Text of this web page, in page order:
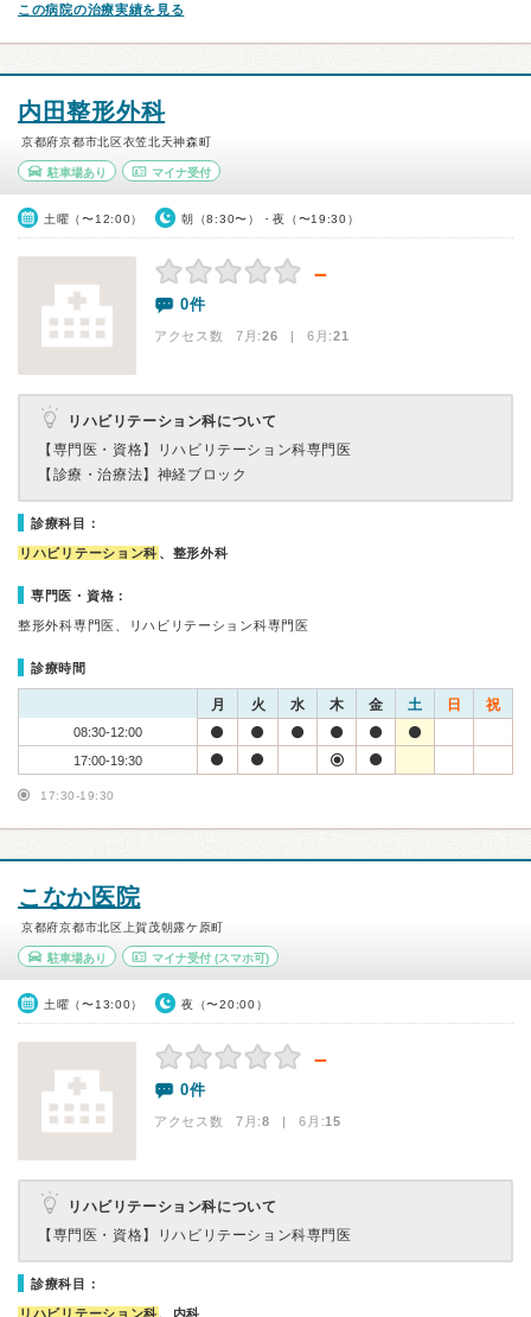
この病院の治療実績を見る
内田整形外科
京都府京都市北区衣笠北天神森町
駐車場あり マイナ受付
土曜（〜12:00） 朝（8:30〜）・夜（〜19:30）
－
0件
アクセス数 7月:26 | 6月:21
リハビリテーション科について
【専門医・資格】
リハビリテーション科専門医
【診療・治療法】 神経ブロック
診療科目：
リハビリテーション科 、整形外科
専門医・資格：
整形外科専門医、リハビリテーション科専門医
診療時間
月 火 水 木 金 土 日 祝
08:30-12:00
17:00-19:30
17:30-19:30
こなか医院
京都府京都市北区上賀茂朝露ケ原町
駐車場あり マイナ受付(スマホ可)
土曜（〜13:00） 夜（〜20:00）
－
0件
アクセス数 7月:8 | 6月:15
リハビリテーション科について
【専門医・資格】
リハビリテーション科専門医
診療科目：
リハビリテーション科 、内科